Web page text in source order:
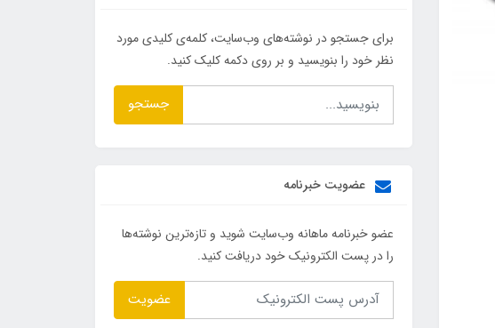
برای جستجو در نوشته‌های وب‌سایت، کلمه‌ی کلیدی مورد
نظر خود را بنویسید و بر روی دکمه کلیک کنید.
جستجو
عضویت خبرنامه
عضو خبرنامه ماهانه وب‌سایت شوید و تازه‌ترین نوشته‌ها
را در پست الکترونیک خود دریافت کنید.
عضویت